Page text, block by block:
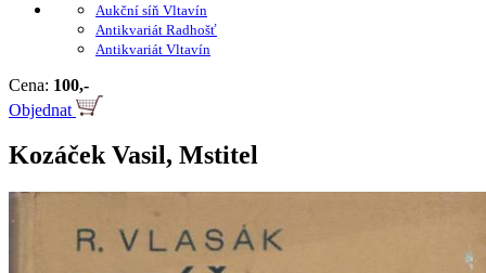
Aukční síň Vltavín
Antikvariát Radhošť
Antikvariát Vltavín
Cena: 100,-
Objednat
Kozáček Vasil, Mstitel